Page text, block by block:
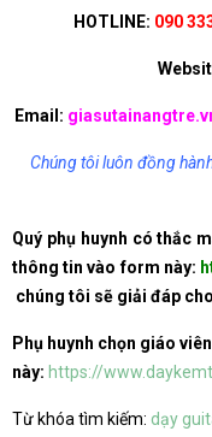
HOTLINE: 090
Email:
Chúng tôi luôn đồng
Quý phụ huynh có thắc
thông tin vào form này:
chúng tôi sẽ giải đáp
Phụ huynh chọn giáo
này: https://
Từ khóa tìm kiếm: dạy